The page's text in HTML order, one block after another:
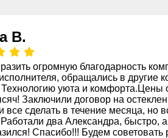
В.
огромную благодарность
обращались в другие
Технологию уюта и комфорта.Цены
Заключили договор на
все сделать в течение месяца, но
два Александра, быстро,
Спасибо!!! Будем советовать